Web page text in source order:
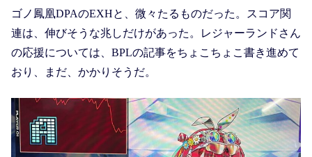
ゴノ鳳凰DPAのEXHと、微々たるものだった。スコア関
連は、伸びそうな兆しだけがあった。レジャーランドさん
の応援については、BPLの記事をちょこちょこ書き進めて
おり、まだ、かかりそうだ。